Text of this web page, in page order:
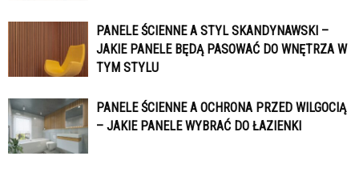
PANELE ŚCIENNE A STYL SKANDYNAWSKI –
JAKIE PANELE BĘDĄ PASOWAĆ DO WNĘTRZA W
TYM STYLU
PANELE ŚCIENNE A OCHRONA PRZED WILGOCIĄ
– JAKIE PANELE WYBRAĆ DO ŁAZIENKI